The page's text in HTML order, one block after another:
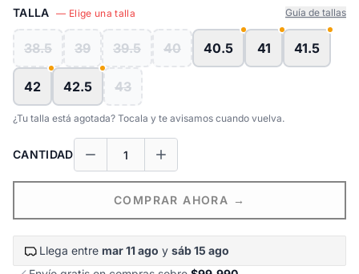
TALLA — Elige una talla Guía de tallas
38.5 39 39.5 40 40.5 41 41.5
42 42.5 43
¿Tu talla está agotada? Tocala y te avisamos cuando vuelva.
CANTIDAD
COMPRAR AHORA →
Llega entre mar 11 ago y sáb 15 ago